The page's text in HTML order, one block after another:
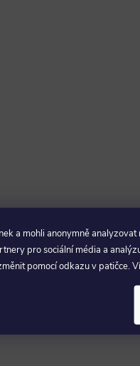
a mohli anonymně analyzovat
pro sociální média a
pomocí odkazu v patičce.